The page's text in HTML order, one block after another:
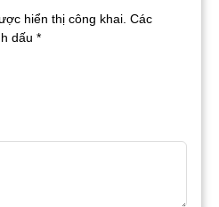
hiển thị công khai. Các
dấu *